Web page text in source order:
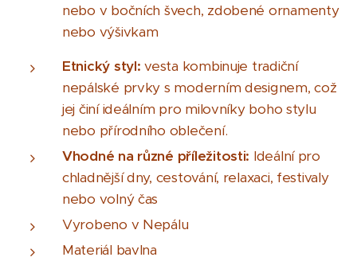
nebo v bočních švech, zdobené ornamenty
nebo výšivkam
Etnický styl: vesta kombinuje tradiční
nepálské prvky s moderním designem, což
jej činí ideálním pro milovníky boho stylu
nebo přírodního oblečení.
Vhodné na různé příležitosti: Ideální pro
chladnější dny, cestování, relaxaci, festivaly
nebo volný čas
Vyrobeno v Nepálu
Materiál bavlna